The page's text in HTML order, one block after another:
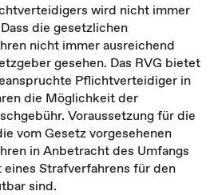
wird nicht immer
die gesetzlichen
nicht immer ausreichend
gesehen. Das RVG bietet
Pflichtverteidiger in
die Möglichkeit der
Voraussetzung für die
vom Gesetz vorgesehenen
in Anbetracht des Umfangs
Strafverfahrens für den
sind.